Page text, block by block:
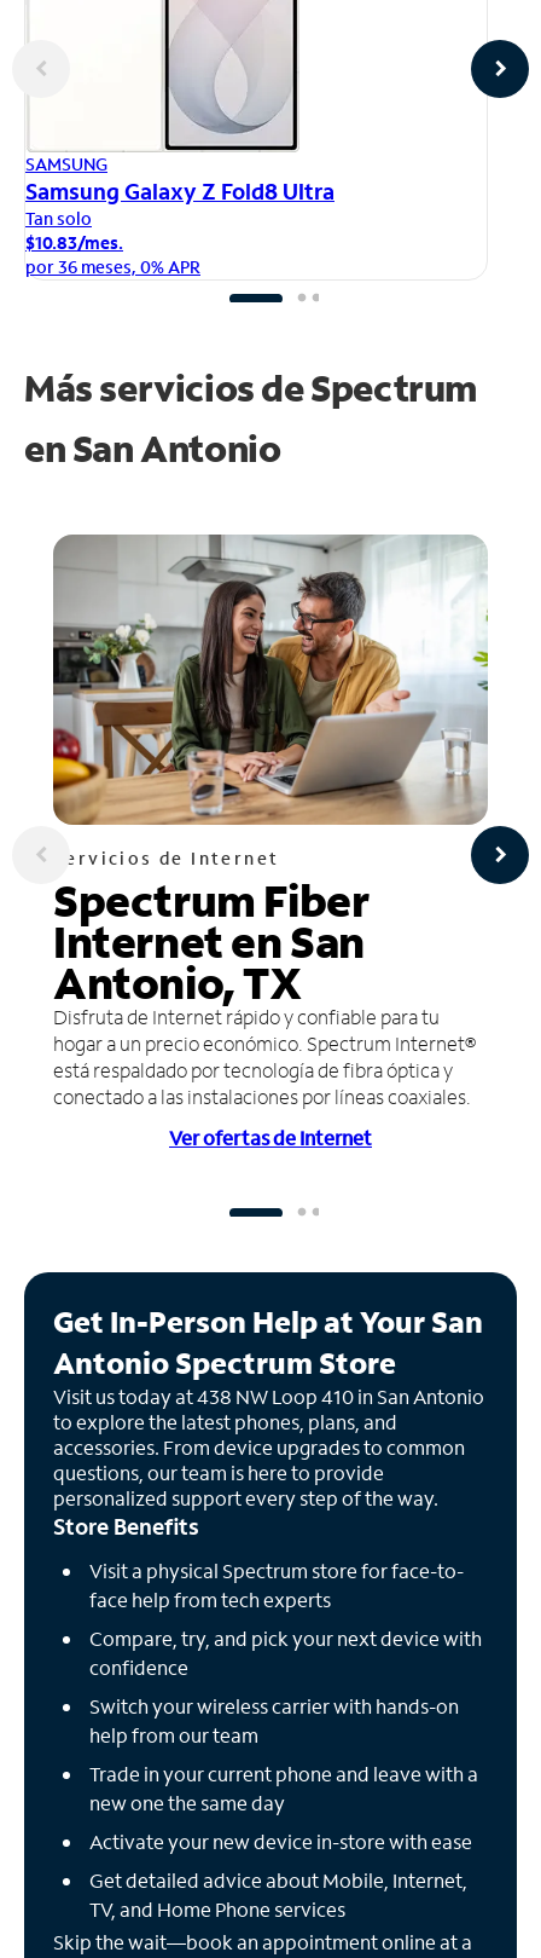
SAMSUNG
Samsung Galaxy Z Fold8 Ultra
Tan solo
$10.83/mes.
por 36 meses, 0% APR
Más servicios de Spectrum
enSan Antonio
Servicios de Internet
Spectrum Fiber
Internet en San
Antonio, TX
Disfruta de Internet rápido y confiable para tu
hogar a un precio económico. Spectrum Internet®
está respaldado por tecnología de fibra óptica y
conectado a las instalaciones por líneas coaxiales.
Ver ofertas de Internet
Get In-Person Help at Your San
Antonio Spectrum Store
Visit us today at 438 NW Loop 410 in San Antonio
to explore the latest phones, plans, and
accessories. From device upgrades to common
questions, our team is here to provide
personalized support every step of the way.
Store Benefits
Visit a physical Spectrum store for face-to-
face help from tech experts
Compare, try, and pick your next device with
confidence
Switch your wireless carrier with hands-on
help from our team
Trade in your current phone and leave with a
new one the same day
Activate your new device in-store with ease
Get detailed advice about Mobile, Internet,
TV, and Home Phone services
Skip the wait—book an appointment online at a